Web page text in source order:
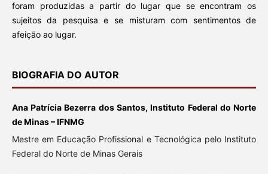
foram produzidas a partir do lugar que se encontram os
sujeitos da pesquisa e se misturam com sentimentos de
afeição ao lugar.
BIOGRAFIA DO AUTOR
Ana Patrícia Bezerra dos Santos, Instituto Federal do Norte
de Minas – IFNMG
Mestre em Educação Profissional e Tecnológica pelo Instituto
Federal do Norte de Minas Gerais